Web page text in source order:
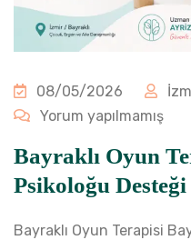
08/05/2026
Yorum yapılmamış
Bayraklı Oyun
Psikoloğu Desteği
Bayraklı Oyun Terapisi